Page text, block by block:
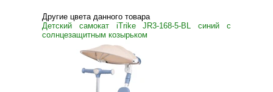
Другие цвета данного товара
Детский самокат iTrike JR3-168-5-BL синий с
солнцезащитным козырьком